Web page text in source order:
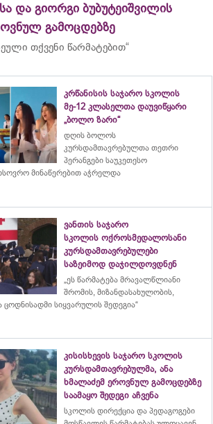
და გიორგი ბუბუტეიშვილის
გამოცდებზე
თქვენი წარმატებით“
კრწანისის საჯარო სკოლის
მე-12 კლასელთა დაუვიწყარი
„ბოლო ზარი“
დღის ბოლოს
კურსდამთავრებულთა თეთრი
პერანგები საუკეთესო
მინაწერებით აჭრელდა
ვანთის საჯარო
სკოლის ოქროსმედალოსანი
კურსდამთავრებულები
საზეიმოდ დაჯილდოვდნენ
„ეს წარმატება მრავალწლიანი
შრომის, მიზანდასახულობის,
ცოდნისადმი სიყვარულის შედეგია“
კისისხევის საჯარო სკოლის
კურსდამთავრებულმა, ანა
ხმალაძემ ეროვნულ გამოცდებზე
საამაყო შედეგი აჩვენა
სკოლის დირექცია და პედაგოგები